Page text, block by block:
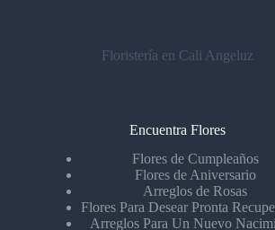
Floristería en Cali Angeluz
Encuentra Flores
Flores de Cumpleaños
Flores de Aniversario
Arreglos de Rosas
Flores Para Desear Pronta
Arreglos Para Un Nuevo